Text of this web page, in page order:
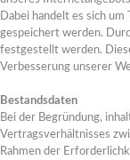
Dabei handelt es sich
gespeichert werden.
festgestellt werden.
Verbesserung unserer
Bestandsdaten
Bei der Begründung,
Vertragsverhältnisses
Rahmen der